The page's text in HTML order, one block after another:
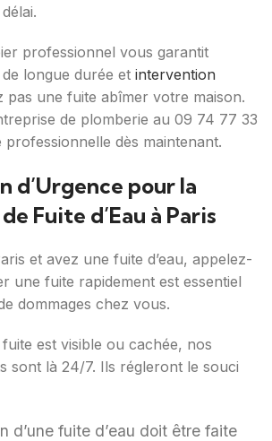
professionnel vous garantit
longue durée et intervention
pas une fuite abîmer votre maison.
de plomberie au 09 74 77 33
dès maintenant.
d’Urgence pour la
Fuite d’Eau à Paris
et avez une fuite d’eau, appelez-
une fuite rapidement est essentiel
dommages chez vous.
est visible ou cachée, nos
sont là 24/7. Ils régleront le souci
d’une fuite d’eau doit être faite